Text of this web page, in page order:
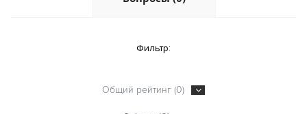
Фильтр:
Общий рейтинг (0)